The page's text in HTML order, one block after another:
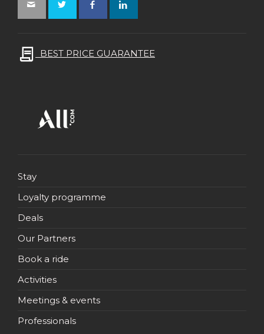
BEST PRICE GUARANTEE
Stay
Loyalty programme
Deals
Our Partners
Book a ride
Activities
Meetings & events
Professionals